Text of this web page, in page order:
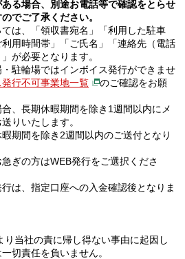
る場合、別途お電話等で確認をとらせ
でご了承ください。
ては、「領収書宛名」「利用した駐車
用時間帯」「ご氏名」「連絡先（電話
が必要となります。
・駐輪場ではインボイス発行ができませ
行不可事業地一覧
のご確認をお願
合、長期休暇期間を除き1週間以内にメ
りいたします。
期間を除き2週間以内のご送付となり
ぎの方はWEB発行をご選択くださ
は、指定口座への入金確認後となりま
り当社の責に帰し得ない事由に起因し
切責任を負いません。